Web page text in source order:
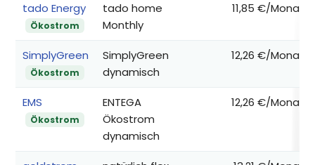
tado Energy
Ökostrom
tado home
Monthly
11,85 €/Monat
SimplyGreen
Ökostrom
SimplyGreen
dynamisch
12,26 €/Monat
EMS
Ökostrom
ENTEGA
Ökostrom
dynamisch
12,26 €/Monat